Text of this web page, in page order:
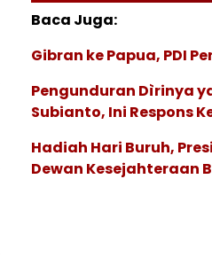
Baca Juga:
Gibran ke Papua, PDI
Pengunduran Dìrinya
Subianto, Ini Respons
Hadiah Hari Buruh,
Dewan Kesejahteraan